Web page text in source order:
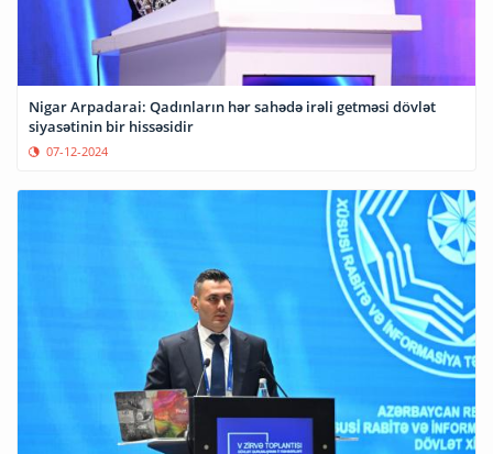
Nigar Arpadarai: Qadınların hər sahədə irəli getməsi dövlət
siyasətinin bir hissəsidir
07-12-2024